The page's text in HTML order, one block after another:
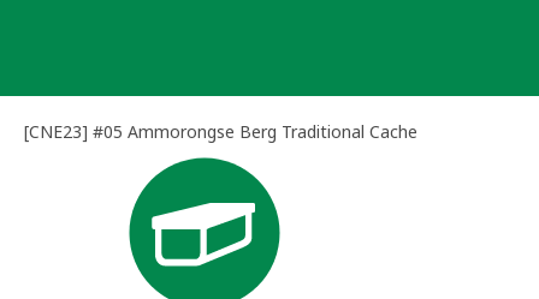
[CNE23] #05 Ammorongse Berg Traditional Cache